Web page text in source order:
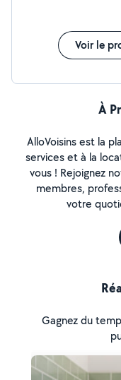
Voir le
À
AlloVoisins est la
services et à la
vous ! Rejoignez
membres,
votre
Gagnez du